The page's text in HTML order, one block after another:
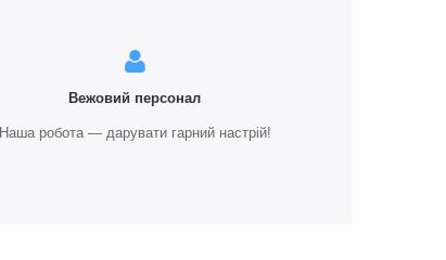
Вежовий персонал
Наша робота — дарувати гарний настрій!